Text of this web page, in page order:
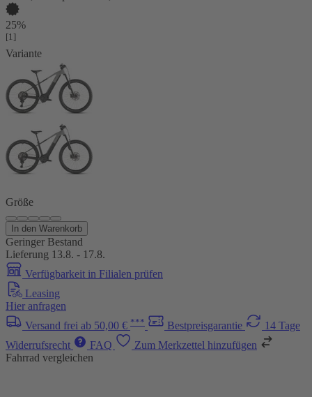
25%
[1]
Variante
Größe
In den Warenkorb
Geringer Bestand
Lieferung 13.8. - 17.8.
Verfügbarkeit in Filialen prüfen
Leasing
Hier anfragen
Versand frei ab 50,00 € *** Bestpreisgarantie
14 Tage
Widerrufsrecht
FAQ
Zum Merkzettel hinzufügen
Fahrrad vergleichen